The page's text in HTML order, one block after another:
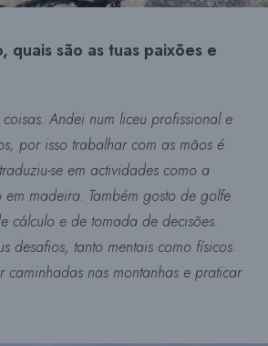
quais são as tuas paixões e
coisas. Andei num liceu profissional e
por isso trabalhar com as mãos é
se em actividades como a
madeira. Também gosto de golfe
cálculo e de tomada de decisões.
desafios, tanto mentais como físicos.
caminhadas nas montanhas e praticar